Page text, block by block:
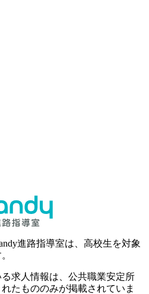
進路指導室は、高校生を対象
求人情報は、公共職業安定所
たもののみが掲載されていま